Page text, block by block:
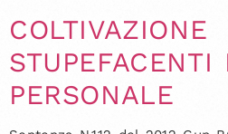
COLTIVAZIONE
STUPEFACENTI
PERSONALE